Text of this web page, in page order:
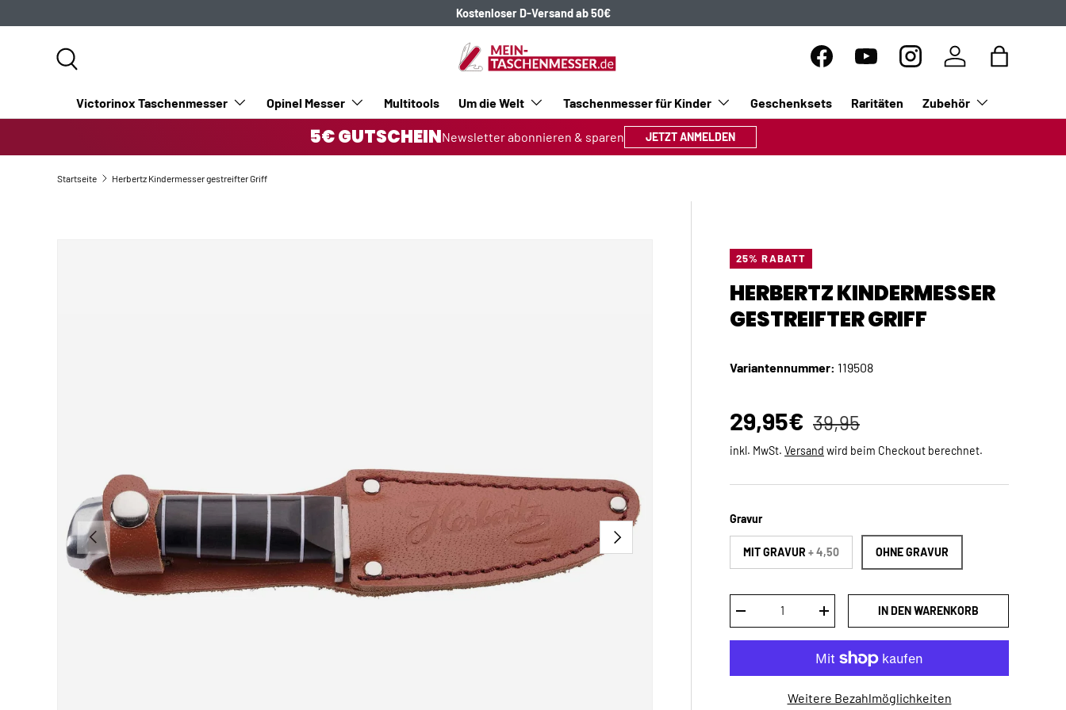
DIREKT ZUM INHALT
Kostenloser D-Versand ab 50€
FacebookYouTubeInstagramEinloggen
Victorinox Taschenmesser Opinel Messer Multitools Um die Welt Taschenmesser für Kinder Geschenksets Raritäten Zubehör
5€ GUTSCHEINNewsletter abonnieren & sparen JETZT ANMELDEN
Startseite Herbertz Kindermesser gestreifter Griff
VORHERIGE NÄCHSTE
25% RABATT
HERBERTZ KINDERMESSER
GESTREIFTER GRIFF
Variantennummer: 119508
Verkaufspreis
29,95€ Normaler Preis
39,95
inkl. MwSt. Versand wird beim Checkout berechnet.
Gravur
MIT GRAVUR + 4,50 OHNE GRAVUR
MENGE VERRINGERNMENGE ERHÖHENIN DEN WARENKORB
Weitere Bezahlmöglichkeiten